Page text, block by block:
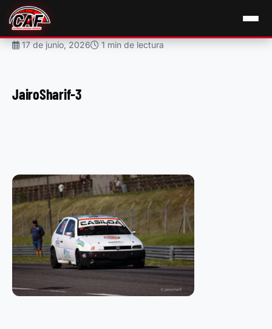
17 de junio, 2026 1 min de lectura
JairoSharif-3